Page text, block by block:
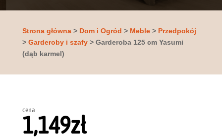
Strona główna> Dom i Ogród > Meble> Przedpokój
> Garderoby i szafy> Garderoba 125 cm Yasumi
(dąb karmel)
cena
1,149zł